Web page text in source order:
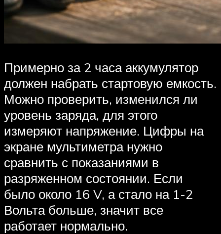
Примерно за 2 часа аккумулятор
должен набрать стартовую емкость.
Можно проверить, изменился ли
уровень заряда, для этого
измеряют напряжение. Цифры на
экране мультиметра нужно
сравнить с показаниями в
разряженном состоянии. Если
было около 16 V, а стало на 1-2
Вольта больше, значит все
работает нормально.